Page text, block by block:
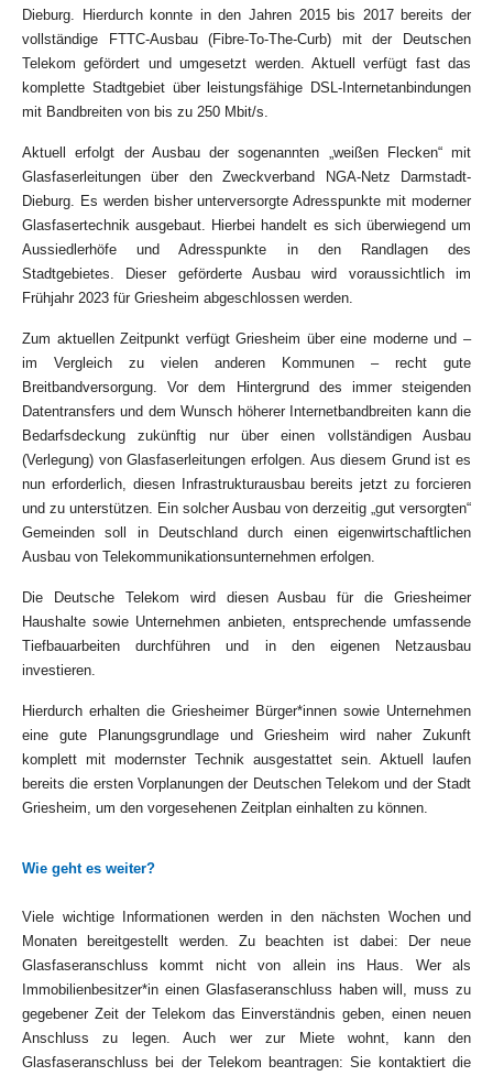
Dieburg. Hierdurch konnte in den Jahren 2015 bis 2017 bereits der
vollständige FTTC-Ausbau (Fibre-To-The-Curb) mit der Deutschen
Telekom gefördert und umgesetzt werden. Aktuell verfügt fast das
komplette Stadtgebiet über leistungsfähige DSL-Internetanbindungen
mit Bandbreiten von bis zu 250 Mbit/s.
Aktuell erfolgt der Ausbau der sogenannten „weißen Flecken“ mit
Glasfaserleitungen über den Zweckverband NGA-Netz Darmstadt-
Dieburg. Es werden bisher unterversorgte Adresspunkte mit moderner
Glasfasertechnik ausgebaut. Hierbei handelt es sich überwiegend um
Aussiedlerhöfe und Adresspunkte in den Randlagen des
Stadtgebietes. Dieser geförderte Ausbau wird voraussichtlich im
Frühjahr 2023 für Griesheim abgeschlossen werden.
Zum aktuellen Zeitpunkt verfügt Griesheim über eine moderne und –
im Vergleich zu vielen anderen Kommunen – recht gute
Breitbandversorgung. Vor dem Hintergrund des immer steigenden
Datentransfers und dem Wunsch höherer Internetbandbreiten kann die
Bedarfsdeckung zukünftig nur über einen vollständigen Ausbau
(Verlegung) von Glasfaserleitungen erfolgen. Aus diesem Grund ist es
nun erforderlich, diesen Infrastrukturausbau bereits jetzt zu forcieren
und zu unterstützen. Ein solcher Ausbau von derzeitig „gut versorgten“
Gemeinden soll in Deutschland durch einen eigenwirtschaftlichen
Ausbau von Telekommunikationsunternehmen erfolgen.
Die Deutsche Telekom wird diesen Ausbau für die Griesheimer
Haushalte sowie Unternehmen anbieten, entsprechende umfassende
Tiefbauarbeiten durchführen und in den eigenen Netzausbau
investieren.
Hierdurch erhalten die Griesheimer Bürger*innen sowie Unternehmen
eine gute Planungsgrundlage und Griesheim wird naher Zukunft
komplett mit modernster Technik ausgestattet sein. Aktuell laufen
bereits die ersten Vorplanungen der Deutschen Telekom und der Stadt
Griesheim, um den vorgesehenen Zeitplan einhalten zu können.
Wie geht es weiter?
Viele wichtige Informationen werden in den nächsten Wochen und
Monaten bereitgestellt werden. Zu beachten ist dabei: Der neue
Glasfaseranschluss kommt nicht von allein ins Haus. Wer als
Immobilienbesitzer*in einen Glasfaseranschluss haben will, muss zu
gegebener Zeit der Telekom das Einverständnis geben, einen neuen
Anschluss zu legen. Auch wer zur Miete wohnt, kann den
Glasfaseranschluss bei der Telekom beantragen: Sie kontaktiert die